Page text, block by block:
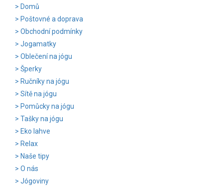
Domů
Poštovné a doprava
Obchodní podmínky
Jogamatky
Oblečení na jógu
Šperky
Ručníky na jógu
Sítě na jógu
Pomůcky na jógu
Tašky na jógu
Eko lahve
Relax
Naše tipy
O nás
Jógoviny